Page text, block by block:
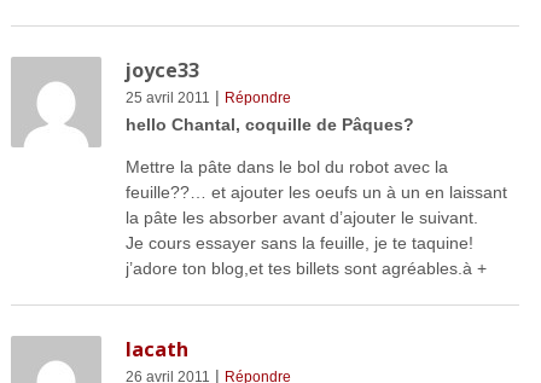
joyce33
25 avril 2011 | Répondre
hello Chantal, coquille de Pâques?
Mettre la pâte dans le bol du robot avec la
feuille??… et ajouter les oeufs un à un en laissant
la pâte les absorber avant d’ajouter le suivant.
Je cours essayer sans la feuille, je te taquine!
j’adore ton blog,et tes billets sont agréables.à +
lacath
26 avril 2011 | Répondre